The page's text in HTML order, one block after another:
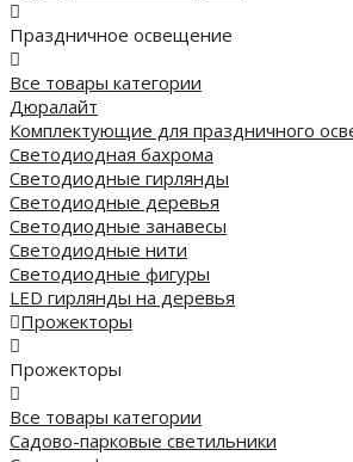
Праздничное освещение
Все товары категории
Дюралайт
Комплектующие для праздничного
Светодиодная бахрома
Светодиодные гирлянды
Светодиодные деревья
Светодиодные занавесы
Светодиодные нити
Светодиодные фигуры
LED гирлянды на деревья
Прожекторы
Прожекторы
Все товары категории
Садово-парковые светильники